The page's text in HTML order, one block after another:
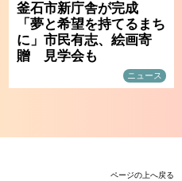
釜石市新庁舎が完成
「夢と希望を持てるまち
に」市民有志、絵画寄
贈 見学会も
ニュース
ページの上へ戻る